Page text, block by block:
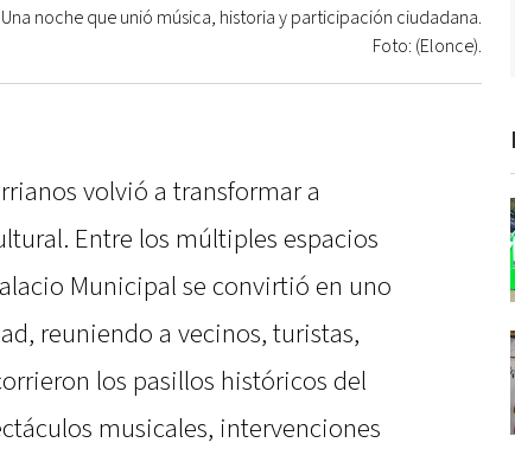
Una noche que unió música, historia y participación ciudadana.
Foto: (Elonce).
volvió a transformar a
Entre los múltiples espacios
Municipal se convirtió en uno
reuniendo a vecinos, turistas,
los pasillos históricos del
musicales, intervenciones